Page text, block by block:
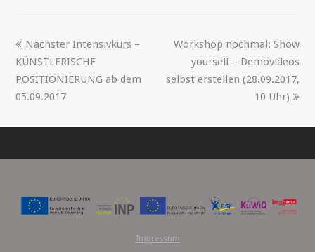
Nächster Intensivkurs –
KÜNSTLERISCHE
POSITIONIERUNG ab dem
05.09.2017
Workshop nochmal: Show
yourself – Demovideos
selbst erstellen (28.09.2017,
10 Uhr)
Impressum